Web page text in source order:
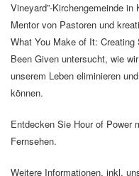
Vineyard”-Kirchengemeinde
Mentor von Pastoren und
What You Make of It: Creating
Been Given untersucht, wie
unserem Leben eliminieren
können.
Entdecken Sie Hour of Power
Fernsehen.
Weitere Informationen, inkl.